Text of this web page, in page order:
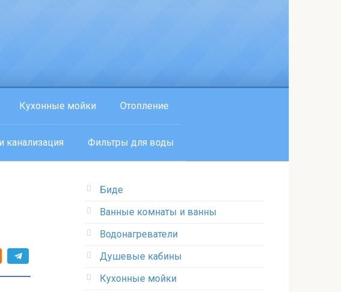
Кухонные мойки Отопление
канализация Фильтры для воды
Биде
Ванные комнаты и ванны
Водонагреватели
Душевые кабины
Кухонные мойки